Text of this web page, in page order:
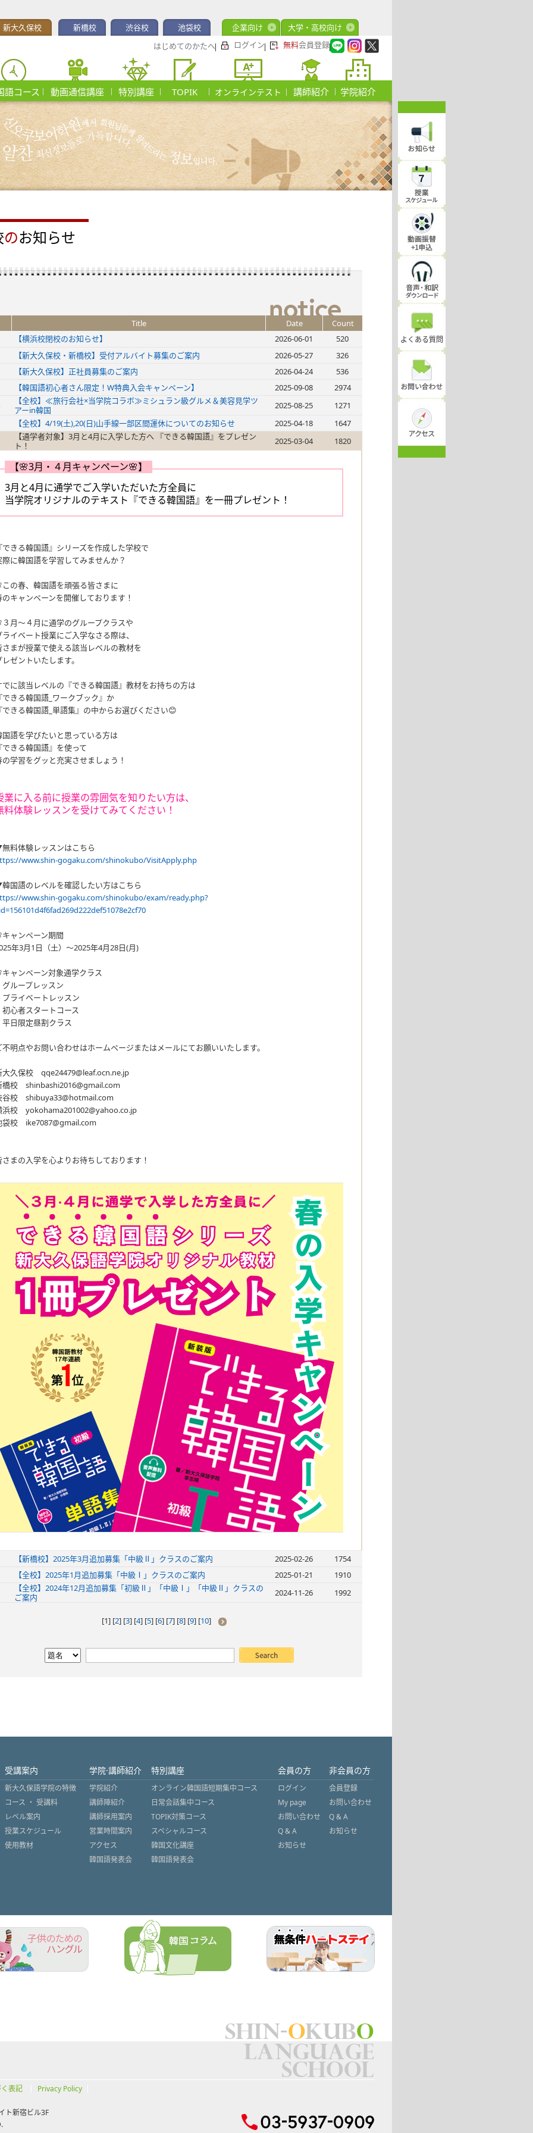
新大久保校 新橋校 渋谷校 池袋校 企業向け
大学・高校向け
はじめてのかたへ
ログイン 無料会員登録
語コース 動画通信講座 特別講座 TOPIK オンラインテスト 講師紹介 学院紹介
のお知らせ
Title Date
Count
【横浜校閉校のお知らせ】 2026-06-01
520
【新大久保校・新橋校】受付アルバイト募集のご案内 2026-05-27
326
【新大久保校】正社員募集のご案内 2026-04-24
536
【韓国語初心者さん限定！W特典入会キャンペーン】 2025-09-08
2974
【全校】≪旅行会社×当学院コラボ≫ミシュラン級グルメ＆美容見学ツ
アーin韓国
2025-08-25
1271
【全校】4/19(土),20(日)山手線一部区間運休についてのお知らせ 2025-04-18
1647
【通学者対象】3月と4月に入学した方へ 『できる韓国語』をプレゼン
ト！
2025-03-04 1820
【🌸3月・４月キャンペーン🌸】
3月と4月に通学でご入学いただいた方全員に
当学院オリジナルのテキスト『できる韓国語』を一冊プレゼント！
できる韓国語』シリーズを作成した学校で
際に韓国語を学習してみませんか？
この春、韓国語を頑張る皆さまに
のキャンペーンを開催しております！
３月〜４月に通学のグループクラスや
ライベート授業にご入学なさる際は、
さまが授業で使える該当レベルの教材を
レゼントいたします。
でに該当レベルの『できる韓国語』教材をお持ちの方は
できる韓国語_ワークブック』か
できる韓国語_単語集』の中からお選びください😊
国語を学びたいと思っている方は
できる韓国語』を使って
の学習をグッと充実させましょう！
業に入る前に授業の雰囲気を知りたい方は、
料体験レッスンを受けてみてください！
料体験レッスンはこちら
www.shin-gogaku.com/shinokubo/VisitApply.php
国語のレベルを確認したい方はこちら
www.shin-gogaku.com/shinokubo/exam/ready.php?
キャンペーン期間
年3月1日（土）〜2025年4月28日(月)
キャンペーン対象通学クラス
グループレッスン
プライベートレッスン
初心者スタートコース
平日限定昼割クラス
不明点やお問い合わせはホームページまたはメールにてお願いいたします。
大久保校 qqe24479@leaf.ocn.ne.jp
橋校 shinbashi2016@gmail.com
谷校 shibuya33@hotmail.com
浜校 yokohama201002@yahoo.co.jp
袋校 ike7087@gmail.com
さまの入学を心よりお待ちしております！
【新橋校】2025年3月追加募集「中級Ⅱ」クラスのご案内 2025-02-26
1754
【全校】2025年1月追加募集「中級Ⅰ」クラスのご案内 2025-01-21
1910
【全校】2024年12月追加募集「初級Ⅱ」「中級Ⅰ」「中級Ⅱ」クラスの
ご案内
2024-11-26 1992
[1] [2] [3] [4] [5] [6] [7] [8] [9] [10]
受講案内
新大久保語学院の特徴
コース ・ 受講料
レベル案内
授業スケジュール
使用教材
学院·講師紹介
学院紹介
講師陣紹介
講師採用案内
営業時間案内
アクセス
韓国語発表会
特別講座
オンライン韓国語短期集中コース
日常会話集中コース
TOPIK対策コース
スペシャルコース
韓国文化講座
韓国語発表会
会員の方
ログイン
My page
お問い合わせ
Q & A
お知らせ
非会員の方
会員登録
お問い合わせ
Q & A
お知らせ
表記 Privacy Policy
ト新宿ビル3F
よくある質問